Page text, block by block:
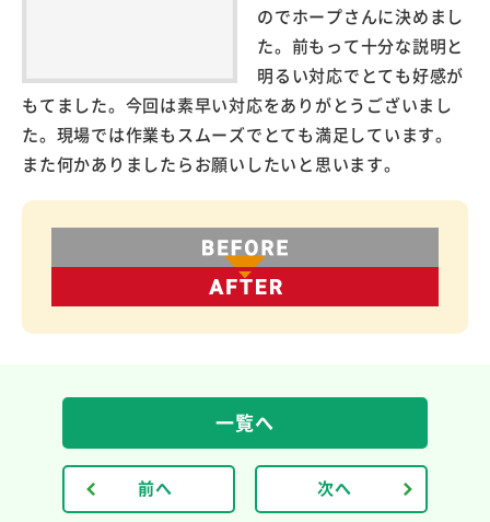
のでホープさんに決めまし
た。前もって十分な説明と
明るい対応でとても好感が
もてました。今回は素早い対応をありがとうございまし
た。現場では作業もスムーズでとても満足しています。
また何かありましたらお願いしたいと思います。
前へ
一覧へ
次へ